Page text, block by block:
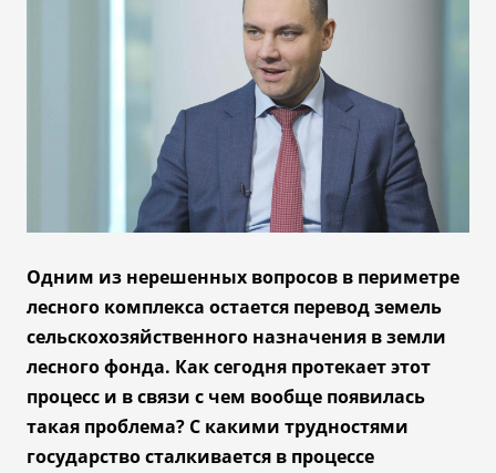
Одним из нерешенных вопросов в периметре
лесного комплекса остается перевод земель
сельскохозяйственного назначения в земли
лесного фонда. Как сегодня протекает этот
процесс и в связи с чем вообще появилась
такая проблема? С какими трудностями
государство сталкивается в процессе